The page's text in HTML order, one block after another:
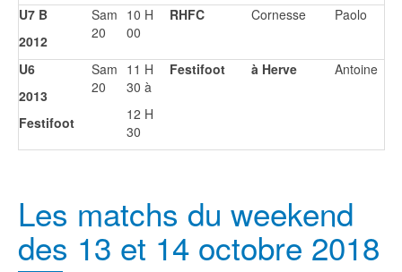
U7 B
2012
Sam
20
10 H
00
RHFC Cornesse Paolo
U6
2013
Festifoot
Sam
20
11 H
30 à
12 H
30
Festifoot à Herve Antoine
Les matchs du weekend
des 13 et 14 octobre 2018